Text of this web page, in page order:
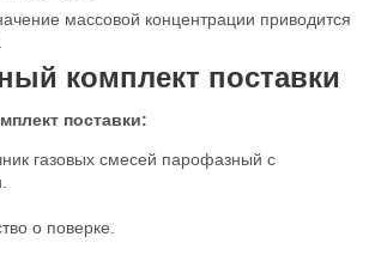
массовой концентрации приводится
комплект поставки
поставки:
газовых смесей парофазный с
о поверке.